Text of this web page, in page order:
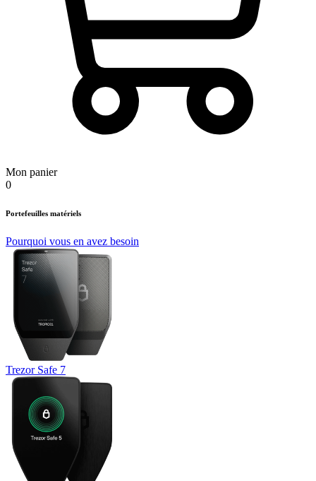
Mon panier
0
Portefeuilles matériels
Pourquoi vous en avez besoin
Trezor Safe 7